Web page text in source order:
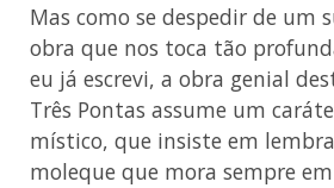
Mas como se despedir de um
obra que nos toca tão
eu já escrevi, a obra genial
Três Pontas assume um
místico, que insiste em
moleque que mora sempre